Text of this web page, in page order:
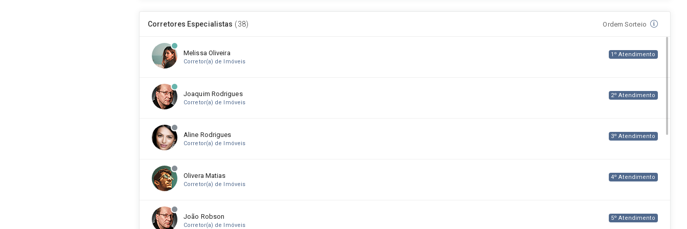
Corretores Especialistas (38) Ordem Sorteio
Melissa Oliveira
1º Atendimento
Corretor(a) de Imóveis
Joaquim Rodrigues
2º Atendimento
Corretor(a) de Imóveis
Aline Rodrigues
3º Atendimento
Corretor(a) de Imóveis
Olivera Matias
4º Atendimento
Corretor(a) de Imóveis
João Robson
5º Atendimento
Corretor(a) de Imóveis